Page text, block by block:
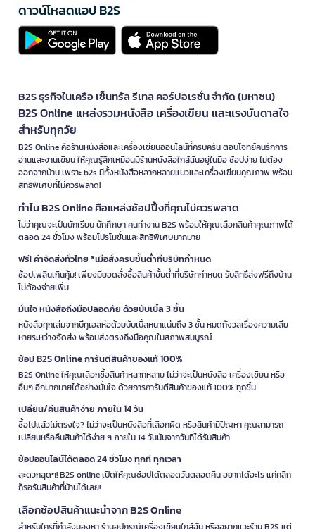
ดาวน์โหลดแอป B2S
B2S ธุรกิจในเครือ เซ็นทรัล รีเทล คอร์ปอเรชั่น จำกัด (มหาชน)
B2S Online แหล่งรวมหนังสือ เครื่องเขียน และแรงบันดาลใจ
สำหรับทุกวัย
B2S Online คือร้านหนังสือและเครื่องเขียนออนไลน์ที่ครบครัน ตอบโจทย์คนรักการ
อ่านและงานเขียน ให้คุณรู้สึกเหมือนมีร้านหนังสือใกล้ฉันอยู่ในมือ ช้อปง่าย ไม่ต้อง
ออกจากบ้าน เพราะ b2s มีทั้งหนังสือหลากหลายแนวและเครื่องเขียนคุณภาพ พร้อม
สิทธิพิเศษที่ไม่ควรพลาด!
ทำไม B2S Online คือแหล่งช้อปปิ้งที่คุณไม่ควรพลาด
ไม่ว่าคุณจะเป็นนักเรียน นักศึกษา คนทำงาน B2S พร้อมให้คุณเลือกสินค้าคุณภาพได้
ตลอด 24 ชั่วโมง พร้อมโปรโมชั่นและสิทธิพิเศษมากมาย
ฟรี! ค่าจัดส่งทั่วไทย *เมื่อสั่งครบขั้นต่ำที่บริษัทกำหนด
ช้อปเพลินเกินคุ้ม! เพียงมียอดสั่งซื้อสินค้าขั้นต่ำที่บริษัทกำหนด รับสิทธิ์ส่งฟรีถึงบ้าน
ไม่ต้องจ่ายเพิ่ม
มั่นใจ หนังสือถึงมือปลอดภัย ด้วยบับเบิ้ล 3 ชั้น
หนังสือทุกเล่มจากบีทูเอสห่อด้วยบับเบิ้ลหนาแน่นถึง 3 ชั้น หมดกังวลเรื่องความเสีย
หายระหว่างจัดส่ง พร้อมส่งตรงถึงมือคุณในสภาพสมบูรณ์
ช้อป B2S Online การันตีสินค้าของแท้ 100%
B2S Online ให้คุณเลือกซื้อสินค้าหลากหลาย ไม่ว่าจะเป็นหนังสือ เครื่องเขียน หรือ
อื่นๆ อีกมากมายได้อย่างมั่นใจ ด้วยการการันตีสินค้าของแท้ 100% ทุกชิ้น
เปลี่ยน/คืนสินค้าง่าย ภายใน 14 วัน
ซื้อไปแล้วไม่ตรงใจ? ไม่ว่าจะเป็นหนังสือที่เลือกผิด หรือสินค้ามีปัญหา คุณสามารถ
เปลี่ยนหรือคืนสินค้าได้ง่าย ๆ ภายใน 14 วันนับจากวันที่ได้รับสินค้า
ช้อปออนไลน์ได้ตลอด 24 ชั่วโมง ทุกที่ ทุกเวลา
สะดวกสุดๆ! B2S online เปิดให้คุณช้อปได้ตลอดวันตลอดคืน อยากได้อะไร แค่คลิก
ก็รอรับสินค้าที่บ้านได้เลย!
เลือกช้อปสินค้าแนะนำจาก B2S Online